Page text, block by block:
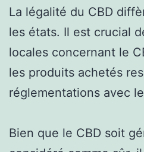
La légalité du CBD
les états. Il est crucial
locales concernant le
les produits achetés
réglementations avec
Bien que le CBD soit